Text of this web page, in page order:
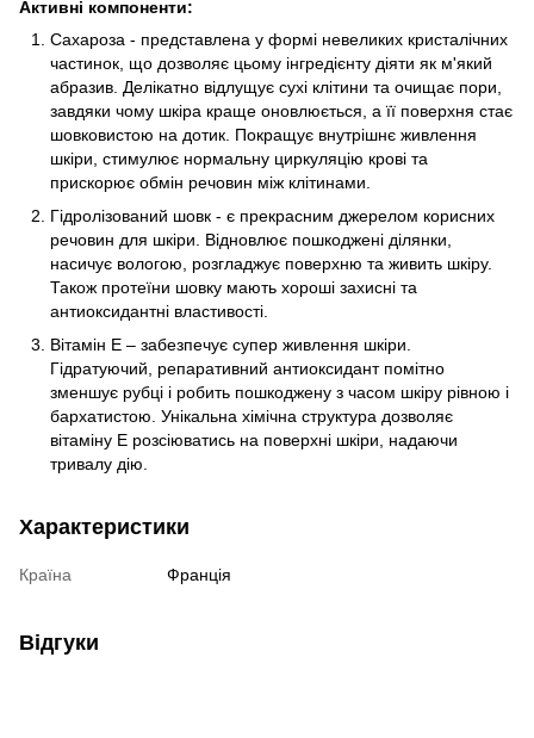
Активні компоненти:
Сахароза - представлена у формі невеликих кристалічних
частинок, що дозволяє цьому інгредієнту діяти як м'який
абразив. Делікатно відлущує сухі клітини та очищає пори,
завдяки чому шкіра краще оновлюється, а її поверхня стає
шовковистою на дотик. Покращує внутрішнє живлення
шкіри, стимулює нормальну циркуляцію крові та
прискорює обмін речовин між клітинами.
Гідролізований шовк - є прекрасним джерелом корисних
речовин для шкіри. Відновлює пошкоджені ділянки,
насичує вологою, розгладжує поверхню та живить шкіру.
Також протеїни шовку мають хороші захисні та
антиоксидантні властивості.
Вітамін Е – забезпечує супер живлення шкіри.
Гідратуючий, репаративний антиоксидант помітно
зменшує рубці і робить пошкоджену з часом шкіру рівною і
бархатистою. Унікальна хімічна структура дозволяє
вітаміну Е розсіюватись на поверхні шкіри, надаючи
тривалу дію.
Характеристики
Країна Франція
Відгуки